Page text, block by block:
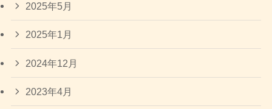
2025年5月
2025年1月
2024年12月
2023年4月